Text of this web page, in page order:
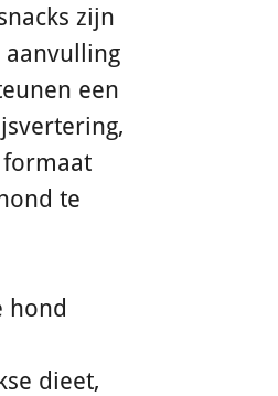
zijn
aanvulling
een
te
hond
dieet,